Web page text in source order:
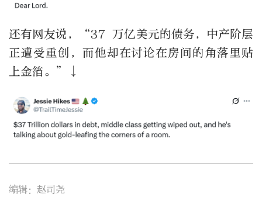
还有网友说，“37 万亿美元的债务，中产阶层
正遭受重创，而他却在讨论在房间的角落里贴
上金箔。”↓
编辑：赵司尧